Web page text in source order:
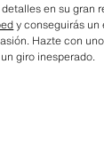
en su gran
y conseguirás
Hazte con
giro inesperado.